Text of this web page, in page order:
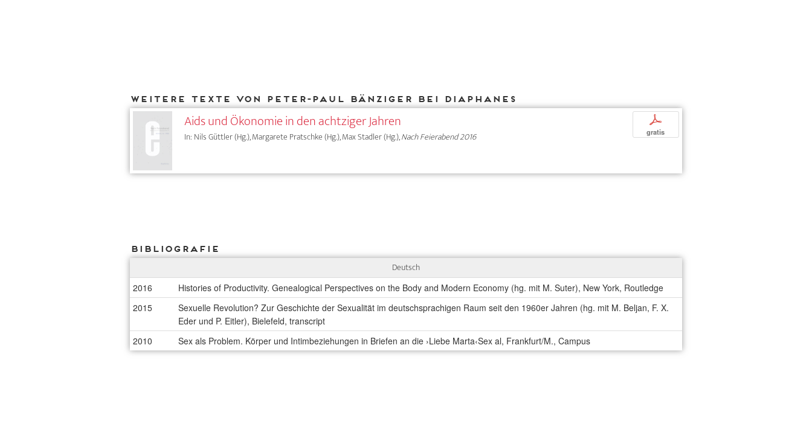
Weitere Texte von Peter-Paul Bänziger bei DIAPHANES
Aids und Ökonomie in den achtziger Jahren
In: Nils Güttler (Hg.), Margarete Pratschke (Hg.), Max Stadler (Hg.),Nach Feierabend 2016
p
gratis
Bibliografie
Deutsch
2016
Histories of Productivity. Genealogical Perspectives on the Body and Modern Economy (hg. mit M. Suter), New York, Routledge
2015
Sexuelle Revolution? Zur Geschichte der Sexualität im deutschsprachigen Raum seit den 1960er Jahren (hg. mit M. Beljan, F. X.
Eder und P. Eitler), Bielefeld, transcript
2010
Sex als Problem. Körper und Intimbeziehungen in Briefen an die ›Liebe Marta‹Sex al, Frankfurt/M., Campus